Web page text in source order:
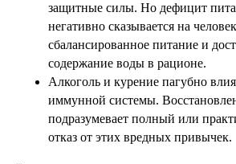
защитные силы. Но дефицит
негативно сказывается на
сбалансированное питание и
содержание воды в рационе.
Алкоголь и курение пагубно
иммунной системы.
подразумевает полный или
отказ от этих вредных привычек.